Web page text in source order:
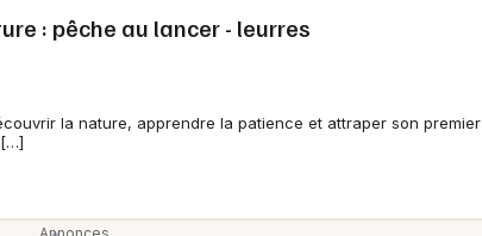
: pêche au lancer - leurres
la nature, apprendre la patience et attraper son premier
[…]